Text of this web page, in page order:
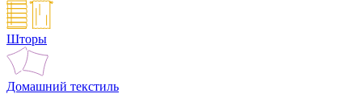
Шторы
Домашний текстиль